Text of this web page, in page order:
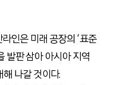
인은 미래 공장의 ‘표준
발판 삼아 아시아 지역
나갈 것이다.